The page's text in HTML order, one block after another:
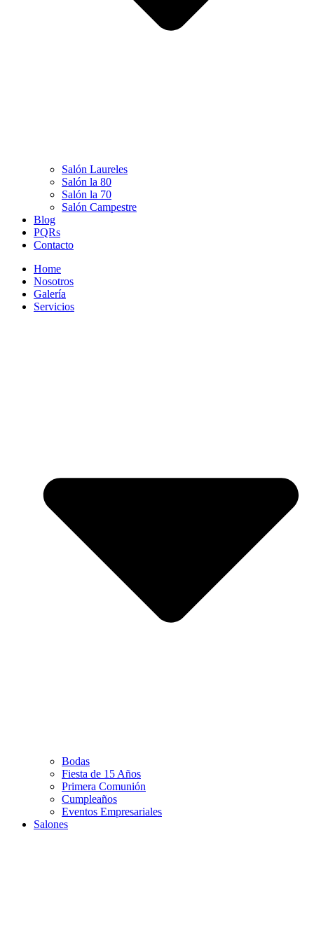
Salón Laureles
Salón la 80
Salón la 70
Salón Campestre
Blog
PQRs
Contacto
Home
Nosotros
Galería
Servicios
Bodas
Fiesta de 15 Años
Primera Comunión
Cumpleaños
Eventos Empresariales
Salones